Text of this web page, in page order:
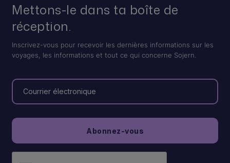
Mettons-le dans ta boîte de
réception.
Inscrivez-vous pour recevoir les dernières informations sur les
voyages, les informations et tout ce qui concerne Sojern.